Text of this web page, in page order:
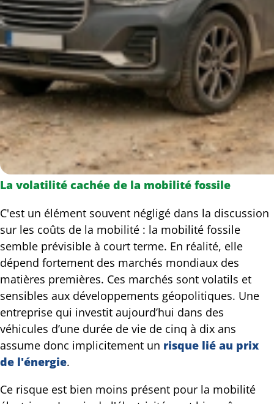
La volatilité cachée de la mobilité fossile
C'est un élément souvent négligé dans la discussion
sur les coûts de la mobilité : la mobilité fossile
semble prévisible à court terme. En réalité, elle
dépend fortement des marchés mondiaux des
matières premières. Ces marchés sont volatils et
sensibles aux développements géopolitiques. Une
entreprise qui investit aujourd’hui dans des
véhicules d’une durée de vie de cinq à dix ans
assume donc implicitement un risque lié au prix
de l'énergie.
Ce risque est bien moins présent pour la mobilité